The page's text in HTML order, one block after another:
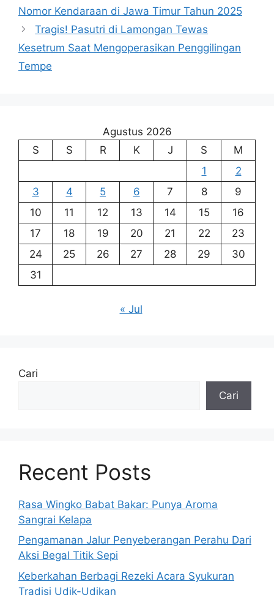
Nomor Kendaraan di Jawa Timur Tahun 2025
Tragis! Pasutri di Lamongan Tewas
Kesetrum Saat Mengoperasikan Penggilingan
Tempe
Agustus 2026
S
S R K J S
M
1
2
3
4 5 6 7 8
9
10
11 12 13 14 15
16
17
18 19 20 21 22
23
24
25 26 27 28 29
30
31
« Jul
Cari
Cari
Recent Posts
Rasa Wingko Babat Bakar: Punya Aroma
Sangrai Kelapa
Pengamanan Jalur Penyeberangan Perahu Dari
Aksi Begal Titik Sepi
Keberkahan Berbagi Rezeki Acara Syukuran
Tradisi Udik-Udikan